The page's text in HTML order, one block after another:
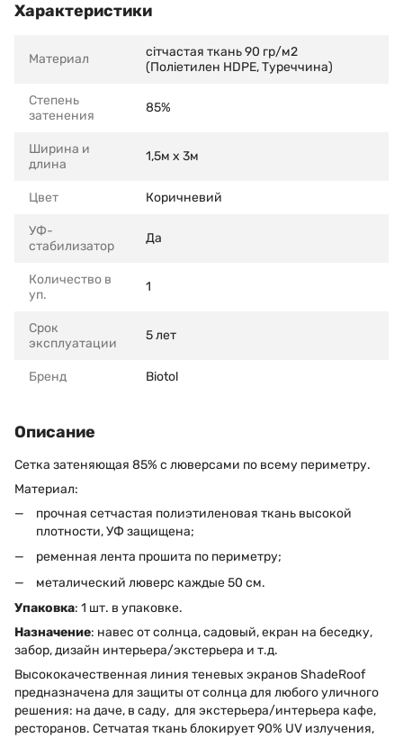
Характеристики
Материал
сітчастая ткань 90 гр/м2
(Поліетилен HDPE, Туреччина)
Степень
затенения
85%
Ширина и
длина
1,5м х 3м
Цвет Коричневий
УФ-
стабилизатор
Да
Количество в
уп.
1
Срок
эксплуатации
5 лет
Бренд Biotol
Описание
Сетка затеняющая 85% с люверсами по всему периметру.
Материал:
прочная сетчастая полиэтиленовая ткань высокой
плотности, УФ защищена;
ременная лента прошита по периметру;
металический люверс каждые 50 см.
Упаковка: 1 шт. в упаковке.
Назначение: навес от солнца, садовый, екран на беседку,
забор, дизайн интерьера/экстерьера и т.д.
Высококачественная линия теневых экранов ShadeRoof
предназначена для защиты от солнца для любого уличного
решения: на даче, в саду, для экстерьера/интерьера кафе,
ресторанов. Сетчатая ткань блокирует 90% UV излучения,